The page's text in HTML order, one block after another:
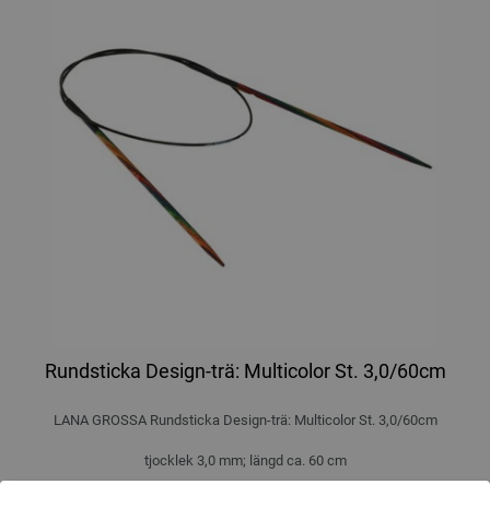
Rundsticka Design-trä: Multicolor St. 3,0/60cm
LANA GROSSA Rundsticka Design-trä: Multicolor St. 3,0/60cm
tjocklek 3,0 mm; längd ca. 60 cm